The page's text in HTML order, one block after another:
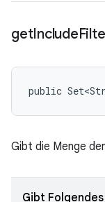
getInclude
public
Gibt die Menge
Gibt